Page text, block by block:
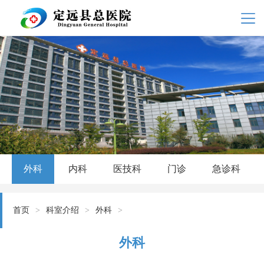
外科 内科 医技科 门诊 急诊科
首页 > 科室介绍 > 外科 >
外科